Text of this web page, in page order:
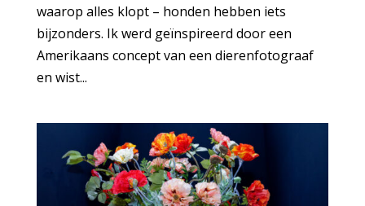
waarop alles klopt – honden hebben iets
bijzonders. Ik werd geïnspireerd door een
Amerikaans concept van een dierenfotograaf
en wist...